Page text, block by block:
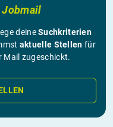
deineSuchkriterien
aktuelle Stellen für
Mail zugeschickt.